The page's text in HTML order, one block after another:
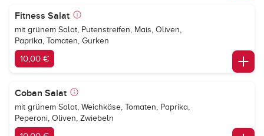
Fitness Salat
mit grünem Salat, Putenstreifen, Mais, Oliven,
Paprika, Tomaten, Gurken
10,00 €
Coban Salat
mit grünem Salat, Weichkäse, Tomaten, Paprika,
Peperoni, Oliven, Zwiebeln